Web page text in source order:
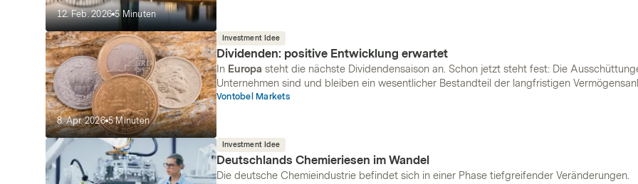
12. Feb. 2026 5 Minuten
verschiedene Anlagemöglichkeiten, mit denen Anleger an den Entwicklungen in
könnten.
8. Apr. 2026 5 Minuten
Investment Idee
Dividenden: positive Entwicklung erwartet
In Europa steht die nächste Dividendensaison an. Schon jetzt steht fest: Die
Unternehmen sind und bleiben ein wesentlicher Bestandteil der langfristigen
Allerdings gibt es bei Dividenden-Investments einige wichtige Punkte zu beachten. Eine
Vontobel Markets
Investment Idee
Deutschlands Chemieriesen im Wandel
Die deutsche Chemieindustrie befindet sich in einer Phase tiefgreifender Veränderungen.